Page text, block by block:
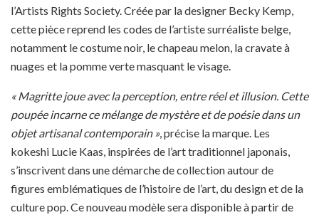
l’Artists Rights Society. Créée par la designer Becky Kemp,
cette pièce reprend les codes de l’artiste surréaliste belge,
notamment le costume noir, le chapeau melon, la cravate à
nuages et la pomme verte masquant le visage.
« Magritte joue avec la perception, entre réel et illusion. Cette
poupée incarne ce mélange de mystère et de poésie dans un
objet artisanal contemporain », précise la marque. Les
kokeshi Lucie Kaas, inspirées de l’art traditionnel japonais,
s’inscrivent dans une démarche de collection autour de
figures emblématiques de l’histoire de l’art, du design et de la
culture pop. Ce nouveau modèle sera disponible à partir de